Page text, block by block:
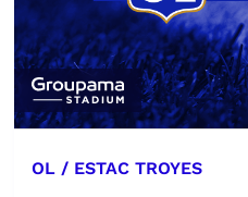
OL / ESTAC TROYES